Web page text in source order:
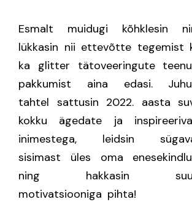
Esmalt muidugi kõhklesin
lükkasin nii ettevõtte tegemist
ka glitter tätoveeringute
pakkumist aina edasi.
tahtel sattusin 2022. aasta
kokku ägedate ja
inimestega, leidsin
sisimast üles oma
ning hakkasin
motivatsiooniga pihta!